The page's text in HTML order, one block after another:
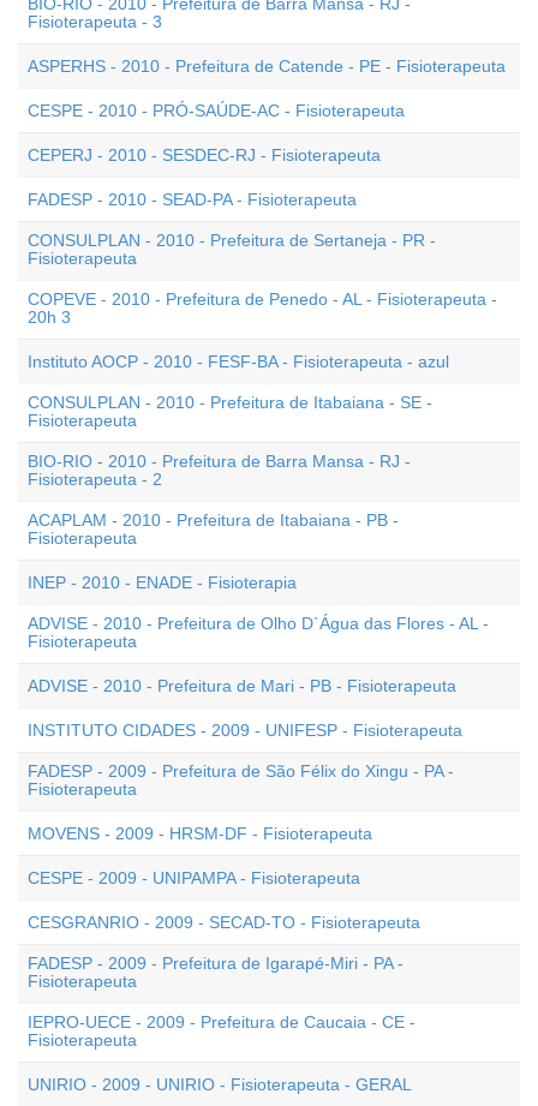
Fisioterapeuta - 3
ASPERHS - 2010 - Prefeitura de Catende - PE - Fisioterapeuta
CESPE - 2010 - PRÓ-SAÚDE-AC - Fisioterapeuta
CEPERJ - 2010 - SESDEC-RJ - Fisioterapeuta
FADESP - 2010 - SEAD-PA - Fisioterapeuta
CONSULPLAN - 2010 - Prefeitura de Sertaneja - PR -
Fisioterapeuta
COPEVE - 2010 - Prefeitura de Penedo - AL - Fisioterapeuta -
20h 3
Instituto AOCP - 2010 - FESF-BA - Fisioterapeuta - azul
CONSULPLAN - 2010 - Prefeitura de Itabaiana - SE -
Fisioterapeuta
BIO-RIO - 2010 - Prefeitura de Barra Mansa - RJ -
Fisioterapeuta - 2
ACAPLAM - 2010 - Prefeitura de Itabaiana - PB -
Fisioterapeuta
INEP - 2010 - ENADE - Fisioterapia
ADVISE - 2010 - Prefeitura de Olho D`Água das Flores - AL -
Fisioterapeuta
ADVISE - 2010 - Prefeitura de Mari - PB - Fisioterapeuta
INSTITUTO CIDADES - 2009 - UNIFESP - Fisioterapeuta
FADESP - 2009 - Prefeitura de São Félix do Xingu - PA -
Fisioterapeuta
MOVENS - 2009 - HRSM-DF - Fisioterapeuta
CESPE - 2009 - UNIPAMPA - Fisioterapeuta
CESGRANRIO - 2009 - SECAD-TO - Fisioterapeuta
FADESP - 2009 - Prefeitura de Igarapé-Miri - PA -
Fisioterapeuta
IEPRO-UECE - 2009 - Prefeitura de Caucaia - CE -
Fisioterapeuta
UNIRIO - 2009 - UNIRIO - Fisioterapeuta - GERAL